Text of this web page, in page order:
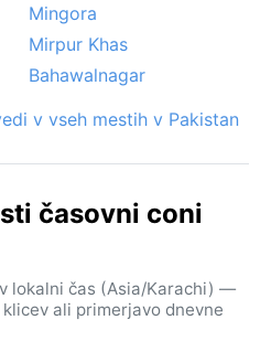
Mingora
Mirpur Khas
Bahawalnagar
v vseh mestih v Pakistan
časovni coni
lokalni čas (Asia/Karachi) —
ali primerjavo dnevne